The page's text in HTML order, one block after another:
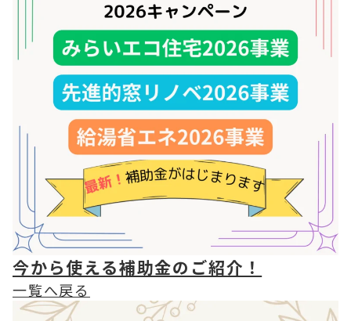
今から使える補助金のご紹介！
一覧へ戻る